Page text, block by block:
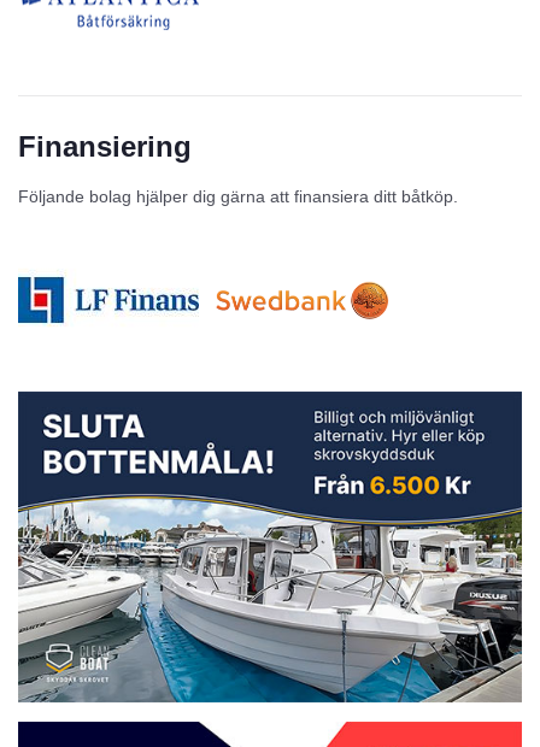
Finansiering
Följande bolag hjälper dig gärna att finansiera ditt båtköp.